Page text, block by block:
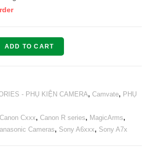
ADD TO CART
- PHỤ KIỆN CAMERA, Camvate, PHỤ
Canon Cxxx, Canon R series, MagicArms,
Cameras, Sony A6xxx, Sony A7x